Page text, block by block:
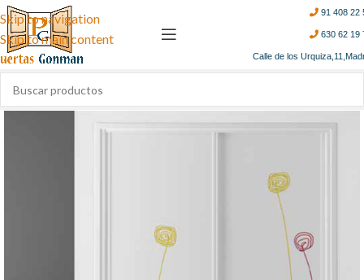
Skip to navigation
Skip to main content
91 408 22
630 62 19
Calle de los